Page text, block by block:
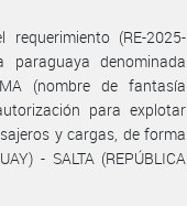
(RE-2025-
paraguaya denominada
(nombre de fantasía
para explotar
y cargas, de forma
- SALTA (REPÚBLICA